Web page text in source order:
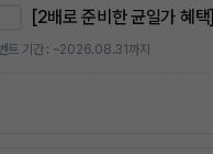
[2배로 준비한 균일가 혜
트 기간 : ~2026.08.31까지